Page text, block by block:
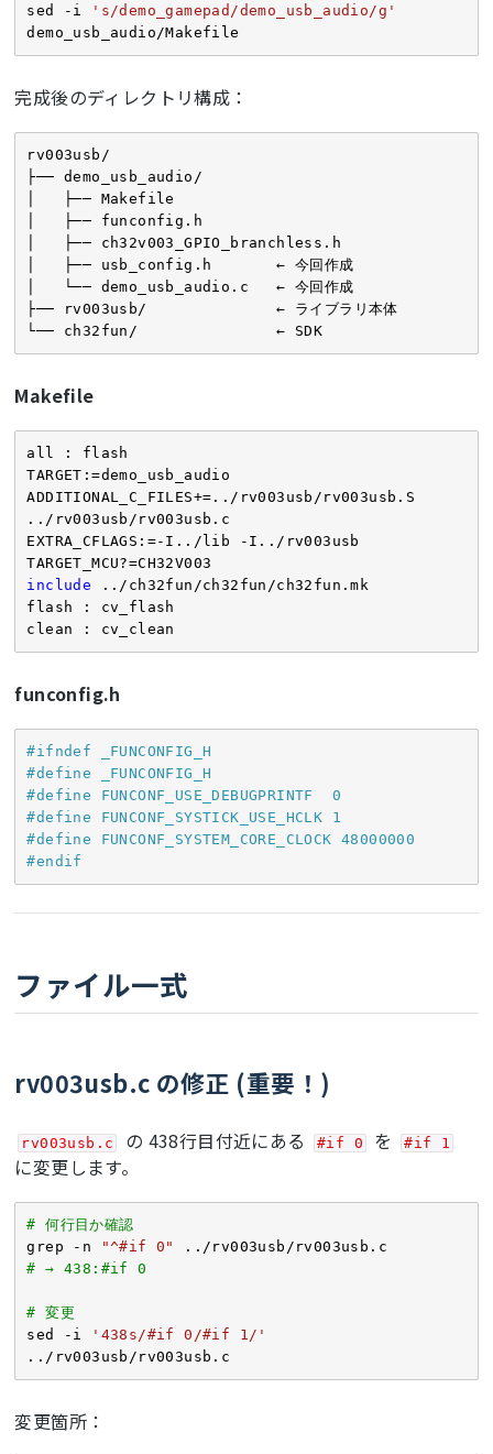
sed -i
's/demo_gamepad/demo_usb_audio/g'
demo_usb_audio/Makefile
完成後のディレクトリ構成：
rv003usb/
├── demo_usb_audio/
│   ├── Makefile
│   ├── funconfig.h
│   ├── ch32v003_GPIO_branchless.h
│   ├── usb_config.h       ← 今回作成
│   └── demo_usb_audio.c   ← 今回作成
├── rv003usb/              ← ライブラリ本体
└── ch32fun/               ← SDK
Makefile
all : flash
TARGET:=demo_usb_audio
ADDITIONAL_C_FILES+=../rv003usb/rv003usb.S
../rv003usb/rv003usb.c
EXTRA_CFLAGS:=-I../lib -I../rv003usb
include ../ch32fun/ch32fun/ch32fun.mk
flash : cv_flash
clean : cv_clean
funconfig.h
#ifndef _FUNCONFIG_H
#define _FUNCONFIG_H
#define FUNCONF_USE_DEBUGPRINTF  0
#define FUNCONF_SYSTICK_USE_HCLK 1
#define FUNCONF_SYSTEM_CORE_CLOCK 48000000
#endif
ファイル一式
rv003usb.c の修正 (重要！)
rv003usb.c の 438行目付近にある #if 0 を #if 1
に変更します。
# 何行目か確認
grep -n
"^#if 0"
# → 438:#if 0
# 変更
sed -i
'438s/#if 0/#if 1/'
../rv003usb/rv003usb.c
変更箇所：